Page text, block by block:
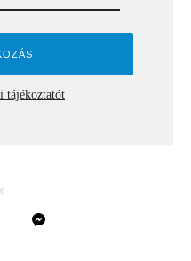
tájékoztatót